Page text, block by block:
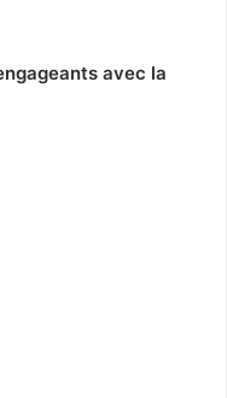
avec la